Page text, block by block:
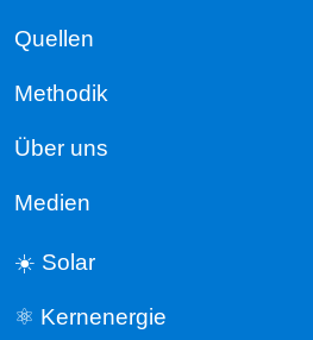
Quellen
Methodik
Über uns
Medien
☀️ Solar
⚛️ Kernenergie